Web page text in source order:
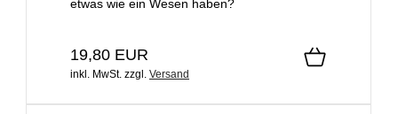
etwas wie ein Wesen haben?
19,80 EUR
inkl. MwSt. zzgl. Versand